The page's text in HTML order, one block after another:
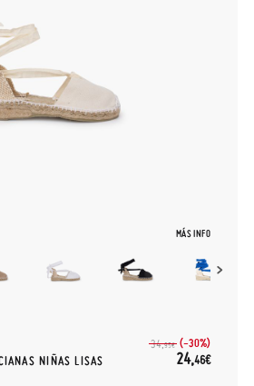
MÁS INFO
NIÑAS LISAS
34,95€ (-30%)
24,46€